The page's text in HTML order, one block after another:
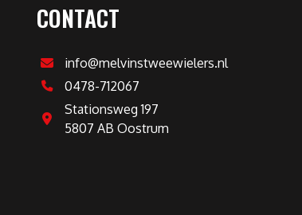
CONTACT
info@melvinstweewielers.nl
0478-712067
Stationsweg 197
5807 AB Oostrum